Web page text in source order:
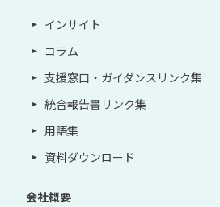
インサイト
コラム
支援窓口・ガイダンスリンク集
統合報告書リンク集
用語集
資料ダウンロード
会社概要